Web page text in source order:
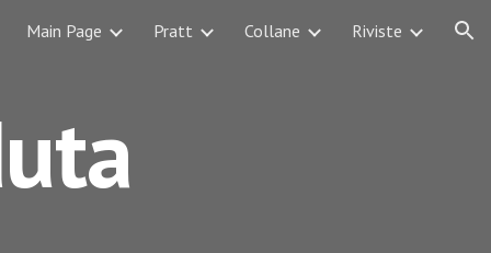
Main Page Pratt Collane Riviste